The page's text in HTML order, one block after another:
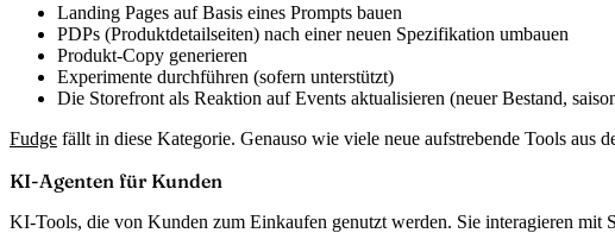
Landing Pages auf Basis eines Prompts bauen
PDPs (Produktdetailseiten) nach einer neuen Spezifikation umbauen
Produkt-Copy generieren
Experimente durchführen (sofern unterstützt)
Die Storefront als Reaktion auf Events aktualisieren (neuer Bestand,
Fudge fällt in diese Kategorie. Genauso wie viele neue aufstrebende Tools aus
KI-Agenten für Kunden
KI-Tools, die von Kunden zum Einkaufen genutzt werden. Sie interagieren mit